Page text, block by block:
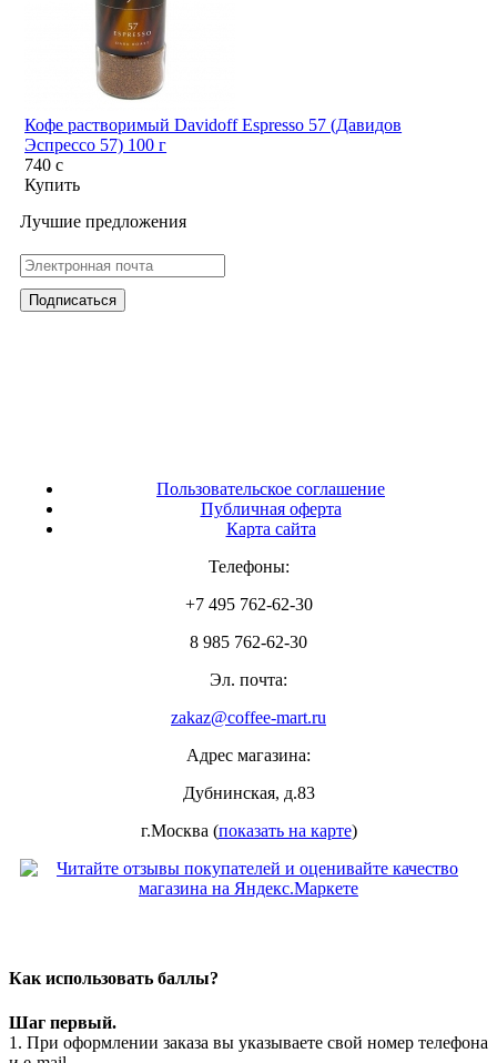
Кофе растворимый Davidoff Espresso 57 (Давидов
Эспрессо 57) 100 г
740c
Купить
Лучшие предложения
Пользовательское соглашение
Публичная оферта
Карта сайта
Телефоны:
+7 495 762-62-30
8 985 762-62-30
Эл. почта:
zakaz@coffee-mart.ru
Адрес магазина:
Дубнинская, д.83
г.Москва (показать на карте)
Как использовать баллы?
Шаг первый.
1. При оформлении заказа вы указываете свой номер телефона